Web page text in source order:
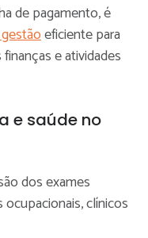
de pagamento, é
eficiente para
e atividades
e saúde no
dos exames
clínicos